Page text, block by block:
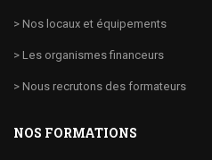
> Nos locaux et équipements
> Les organismes financeurs
> Nous recrutons des formateurs
NOS FORMATIONS